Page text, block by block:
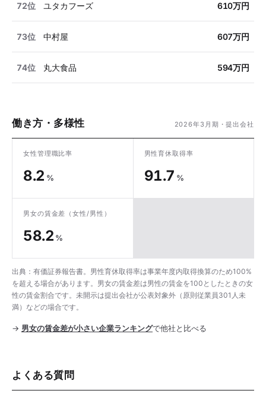
72位 ユタカフーズ 610万円
73位 中村屋 607万円
74位 丸大食品 594万円
働き方・多様性 2026年3月期・提出会社
女性管理職比率
8.2 %
男性育休取得率
91.7 %
男女の賃金差 （女性/男性）
58.2 %
出典：有価証券報告書。男性育休取得率は事業年度内取得換算のため100%
を超える場合があります。男女の賃金差は男性の賃金を100としたときの女
性の賃金割合です。未開示は提出会社が公表対象外（原則従業員301人未
満）などの場合です。
→ 男女の賃金差が小さい企業ランキングで他社と比べる
よくある質問